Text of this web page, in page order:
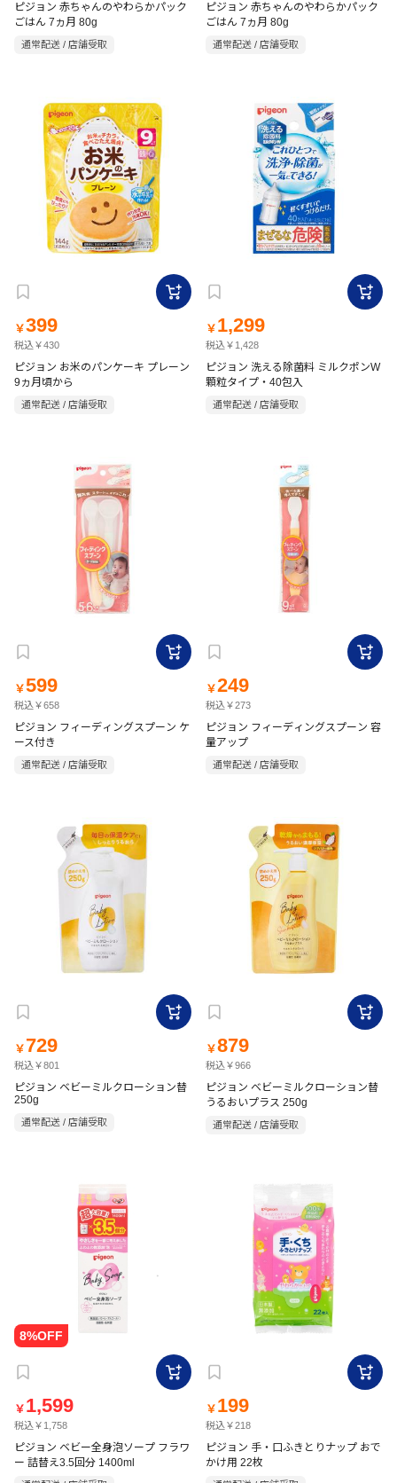
ピジョン 赤ちゃんのやわらかパック
ごはん 7ヵ月 80g
通常配送 / 店舗受取
ピジョン 赤ちゃんのやわらかパック
ごはん 7ヵ月 80g
通常配送 / 店舗受取
￥399
税込￥430
ピジョン お米のパンケーキ プレーン
9ヵ月頃から
通常配送 / 店舗受取
￥ 1,299
税込￥1,428
ピジョン 洗える除菌料 ミルクポンW
顆粒タイプ・40包入
通常配送 / 店舗受取
￥599
税込￥658
ピジョン フィーディングスプーン ケ
ース付き
通常配送 / 店舗受取
￥249
税込￥273
ピジョン フィーディングスプーン 容
量アップ
通常配送 / 店舗受取
￥ 729
税込￥801
ピジョン ベビーミルクローション替
250g
通常配送 / 店舗受取
￥879
税込￥966
ピジョン ベビーミルクローション替
うるおいプラス 250g
通常配送 / 店舗受取
￥ 1,599
税込￥1,758
ピジョン ベビー全身泡ソープ フラワ
ー 詰替え3.5回分 1400ml
￥ 199
税込￥218
ピジョン 手・口ふきとりナップ おで
かけ用 22枚